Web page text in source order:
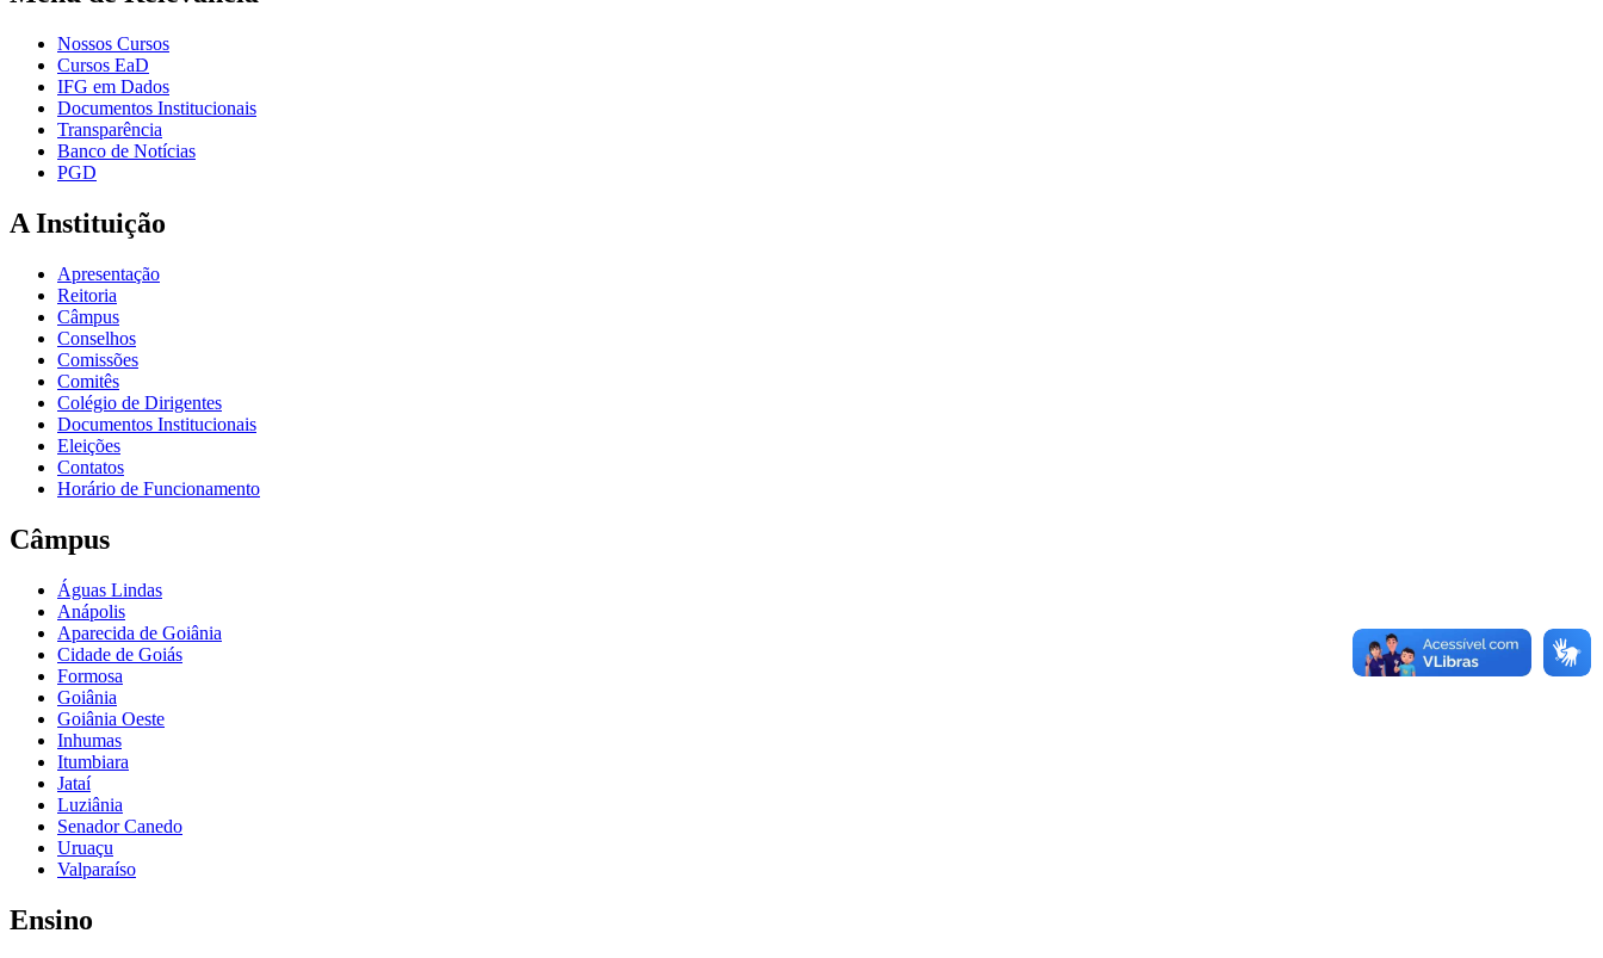
Nossos Cursos
Cursos EaD
IFG em Dados
Documentos Institucionais
Transparência
Banco de Notícias
PGD
A Instituição
Apresentação
Reitoria
Câmpus
Conselhos
Comissões
Comitês
Colégio de Dirigentes
Documentos Institucionais
Eleições
Contatos
Horário de Funcionamento
Câmpus
Águas Lindas
Anápolis
Aparecida de Goiânia
Cidade de Goiás
Formosa
Goiânia
Goiânia Oeste
Inhumas
Itumbiara
Jataí
Luziânia
Senador Canedo
Uruaçu
Valparaíso
Ensino